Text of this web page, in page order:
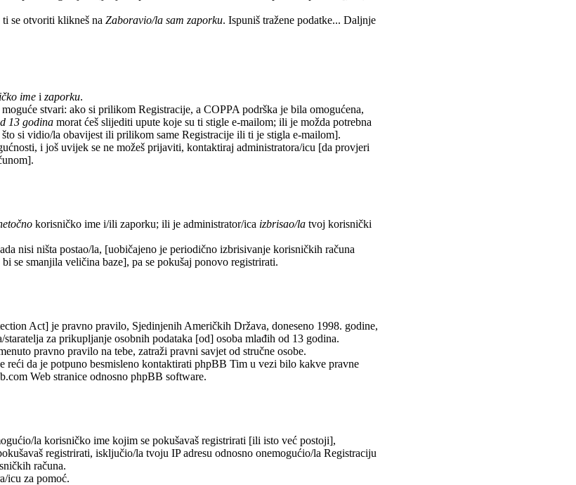
se otvoriti klikneš na Zaboravio/la sam zaporku. Ispuniš tražene podatke... Daljnje
ime i zaporku.
stvari: ako si prilikom Registracije, a COPPA podrška je bila omogućena,
13 godina morat ćeš slijediti upute koje su ti stigle e-mailom; ili je možda potrebna
si vidio/la obavijest ili prilikom same Registracije ili ti je stigla e-mailom].
i još uvijek se ne možeš prijaviti, kontaktiraj administratora/icu [da provjeri
korisničko ime i/ili zaporku; ili je administrator/ica izbrisao/la tvoj korisnički
nisi ništa postao/la, [uobičajeno je periodično izbrisivanje korisničkih računa
se smanjila veličina baze], pa se pokušaj ponovo registrirati.
Act] je pravno pravilo, Sjedinjenih Američkih Država, doneseno 1998. godine,
za prikupljanje osobnih podataka [od] osoba mlađih od 13 godina.
pravno pravilo na tebe, zatraži pravni savjet od stručne osobe.
reći da je potpuno besmisleno kontaktirati phpBB Tim u vezi bilo kakve pravne
Web stranice odnosno phpBB software.
la korisničko ime kojim se pokušavaš registrirati [ili isto već postoji],
registrirati, isključio/la tvoju IP adresu odnosno onemogućio/la Registraciju
računa.
icu za pomoć.